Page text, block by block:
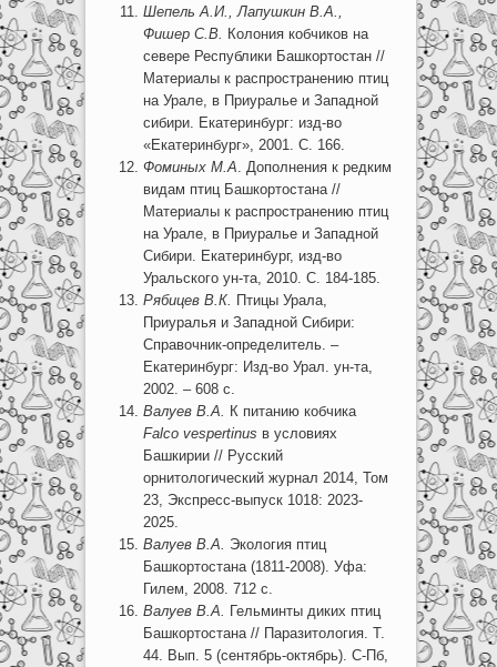
Шепель А.И., Лапушкин В.А.,
Фишер С.В. Колония кобчиков на
севере Республики Башкортостан //
Материалы к распространению птиц
на Урале, в Приуралье и Западной
сибири. Екатеринбург: изд-во
«Екатеринбург», 2001. С. 166.
Фоминых М.А. Дополнения к редким
видам птиц Башкортостана //
Материалы к распространению птиц
на Урале, в Приуралье и Западной
Сибири. Екатеринбург, изд-во
Уральского ун-та, 2010. С. 184-185.
Рябицев В.К. Птицы Урала,
Приуралья и Западной Сибири:
Справочник-определитель. –
Екатеринбург: Изд-во Урал. ун-та,
2002. – 608 с.
Валуев В.А. К питанию кобчика
Falco vespertinus в условиях
Башкирии // Русский
орнитологический журнал 2014, Том
23, Экспресс-выпуск 1018: 2023-
2025.
Валуев В.А. Экология птиц
Башкортостана (1811-2008). Уфа:
Гилем, 2008. 712 с.
Валуев В.А. Гельминты диких птиц
Башкортостана // Паразитология. Т.
44. Вып. 5 (сентябрь-октябрь). С-Пб,